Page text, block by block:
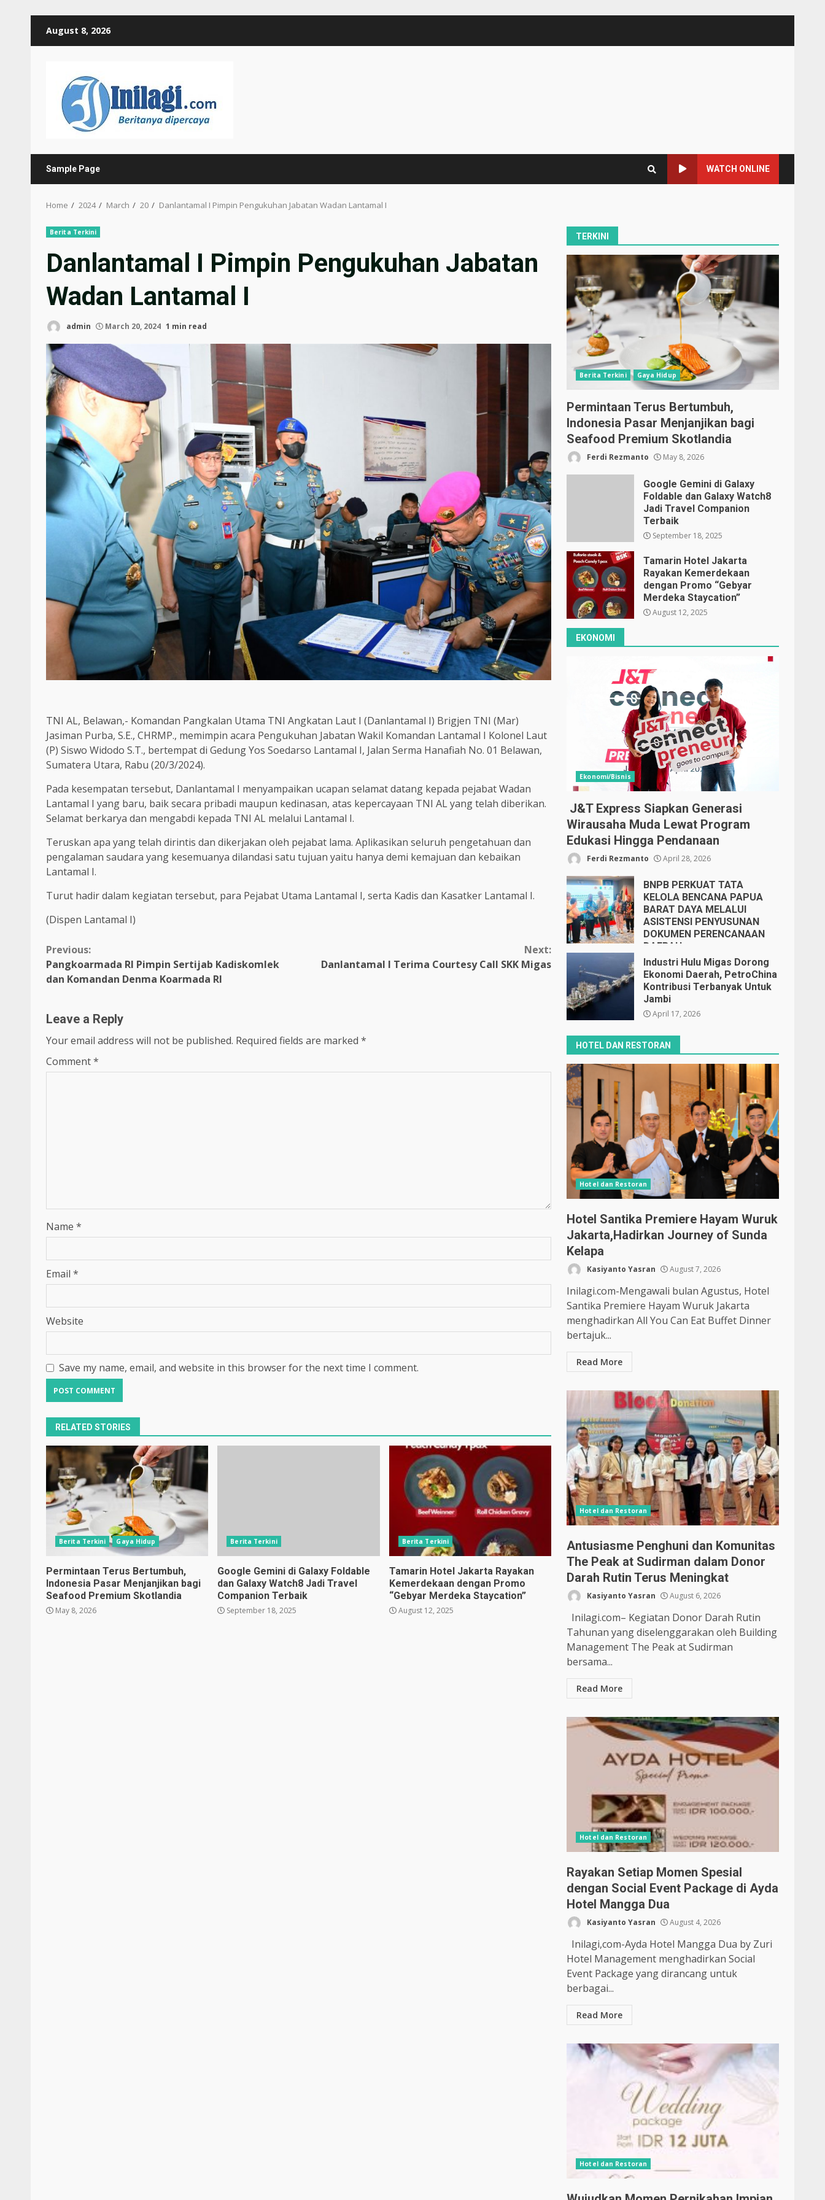
August 8, 2026
Sample Page WATCH ONLINE
Home 2024 March 20 Danlantamal I Pimpin Pengukuhan Jabatan Wadan Lantamal I
Berita Terkini
Danlantamal I Pimpin Pengukuhan Jabatan
Wadan Lantamal I
admin March 20, 2024 1 min read
TNI AL, Belawan,- Komandan Pangkalan Utama TNI Angkatan Laut I (Danlantamal I) Brigjen TNI (Mar)
Jasiman Purba, S.E., CHRMP., memimpin acara Pengukuhan Jabatan Wakil Komandan Lantamal I Kolonel Laut
(P) Siswo Widodo S.T., bertempat di Gedung Yos Soedarso Lantamal I, Jalan Serma Hanafiah No. 01 Belawan,
Sumatera Utara, Rabu (20/3/2024).
Pada kesempatan tersebut, Danlantamal I menyampaikan ucapan selamat datang kepada pejabat Wadan
Lantamal I yang baru, baik secara pribadi maupun kedinasan, atas kepercayaan TNI AL yang telah diberikan.
Selamat berkarya dan mengabdi kepada TNI AL melalui Lantamal I.
Teruskan apa yang telah dirintis dan dikerjakan oleh pejabat lama. Aplikasikan seluruh pengetahuan dan
pengalaman saudara yang kesemuanya dilandasi satu tujuan yaitu hanya demi kemajuan dan kebaikan
Lantamal I.
Turut hadir dalam kegiatan tersebut, para Pejabat Utama Lantamal I, serta Kadis dan Kasatker Lantamal I.
(Dispen Lantamal I)
Continue
Reading
Previous:
Pangkoarmada RI Pimpin Sertijab Kadiskomlek
dan Komandan Denma Koarmada RI
Next:
Danlantamal I Terima Courtesy Call SKK Migas
Leave a Reply
Your email address will not be published. Required fields are marked *
Comment*
Name *
Email *
Website
Save my name, email, and website in this browser for the next time I comment.
RELATED STORIES
Berita Terkini Gaya Hidup
Permintaan Terus Bertumbuh,
Indonesia Pasar Menjanjikan bagi
Seafood Premium Skotlandia
May 8, 2026
Berita Terkini
Google Gemini di Galaxy Foldable
dan Galaxy Watch8 Jadi Travel
Companion Terbaik
September 18, 2025
Berita Terkini
Tamarin Hotel Jakarta Rayakan
Kemerdekaan dengan Promo
“Gebyar Merdeka Staycation”
August 12, 2025
TERKINI
Berita Terkini Gaya Hidup
Permintaan Terus Bertumbuh,
Indonesia Pasar Menjanjikan bagi
Seafood Premium Skotlandia
Ferdi Rezmanto May 8, 2026
Google Gemini di Galaxy
Foldable dan Galaxy Watch8
Jadi Travel Companion
Terbaik
September 18, 2025
Tamarin Hotel Jakarta
Rayakan Kemerdekaan
dengan Promo “Gebyar
Merdeka Staycation”
August 12, 2025
EKONOMI
Ekonomi/Bisnis
J&T Express Siapkan Generasi
Wirausaha Muda Lewat Program
Edukasi Hingga Pendanaan
Ferdi Rezmanto April 28, 2026
BNPB PERKUAT TATA
KELOLA BENCANA PAPUA
BARAT DAYA MELALUI
ASISTENSI PENYUSUNAN
DOKUMEN PERENCANAAN
DAERAH
April 17, 2026
Industri Hulu Migas Dorong
Ekonomi Daerah, PetroChina
Kontribusi Terbanyak Untuk
Jambi
April 17, 2026
HOTEL DAN RESTORAN
Hotel dan Restoran
Hotel Santika Premiere Hayam Wuruk
Jakarta,Hadirkan Journey of Sunda
Kelapa
Kasiyanto Yasran August 7, 2026
Inilagi.com-Mengawali bulan Agustus, Hotel
Santika Premiere Hayam Wuruk Jakarta
menghadirkan All You Can Eat Buffet Dinner
bertajuk...
Read More
Hotel dan Restoran
Antusiasme Penghuni dan Komunitas
The Peak at Sudirman dalam Donor
Darah Rutin Terus Meningkat
Kasiyanto Yasran August 6, 2026
Inilagi.com– Kegiatan Donor Darah Rutin
Tahunan yang diselenggarakan oleh Building
Management The Peak at Sudirman
bersama...
Read More
Hotel dan Restoran
Rayakan Setiap Momen Spesial
dengan Social Event Package di Ayda
Hotel Mangga Dua
Kasiyanto Yasran August 4, 2026
Inilagi,com-Ayda Hotel Mangga Dua by Zuri
Hotel Management menghadirkan Social
Event Package yang dirancang untuk
berbagai...
Read More
Hotel dan Restoran